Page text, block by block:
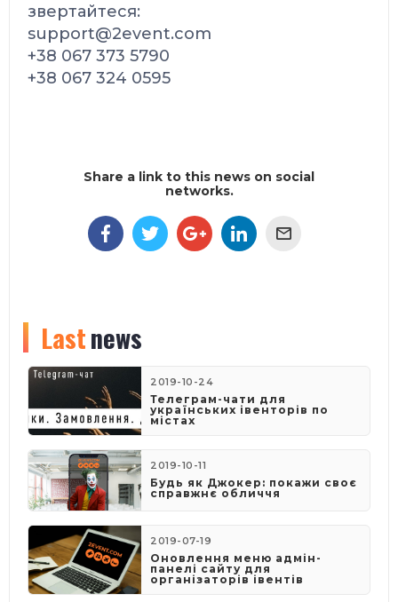
звертайтеся:
support@2event.com
+38 067 373 5790
+38 067 324 0595
Share a link to this news on social
networks.
Lastnews
2019-10-24
Телеграм-чати для
українських івенторів по
містах
2019-10-11
Будь як Джокер: покажи своє
справжнє обличчя
2019-07-19
Оновлення меню адмін-
панелі сайту для
організаторів івентів